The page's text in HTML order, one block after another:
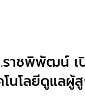
าชพิพัฒน์ เปิ
โนโลยีดูแลผู้